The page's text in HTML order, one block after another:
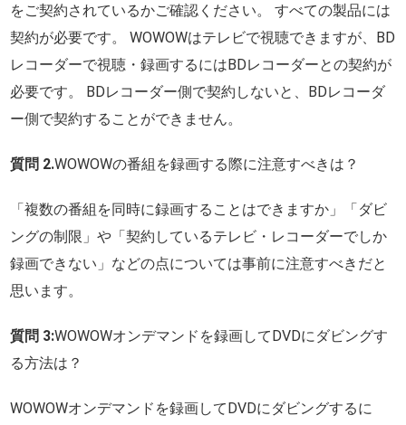
をご契約されているかご確認ください。 すべての製品には
契約が必要です。 WOWOWはテレビで視聴できますが、BD
レコーダーで視聴・録画するにはBDレコーダーとの契約が
必要です。 BDレコーダー側で契約しないと、BDレコーダ
ー側で契約することができません。
質問 2.WOWOWの番組を録画する際に注意すべきは？
「複数の番組を同時に録画することはできますか」「ダビ
ングの制限」や「契約しているテレビ・レコーダーでしか
録画できない」などの点については事前に注意すべきだと
思います。
質問 3:WOWOWオンデマンドを録画してDVDにダビングす
る方法は？
WOWOWオンデマンドを録画してDVDにダビングするに